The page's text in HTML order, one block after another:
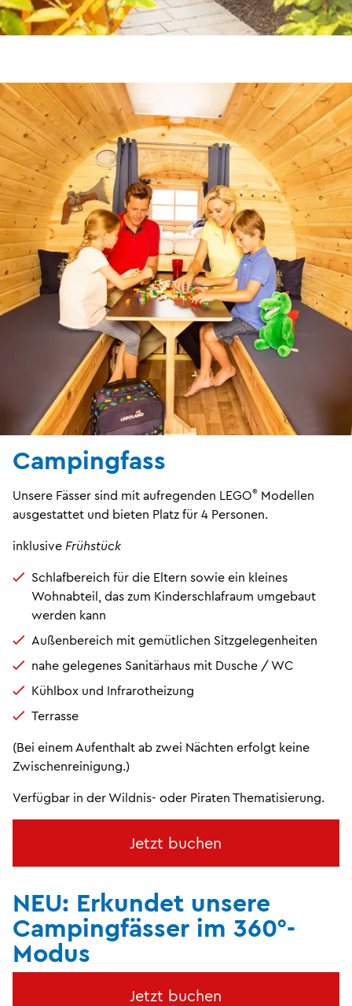
Campingfass
Unsere Fässer sind mit aufregenden LEGO® Modellen
ausgestattet und bieten Platz für 4 Personen.
inklusive Frühstück
Schlafbereich für die Eltern sowie ein kleines
Wohnabteil, das zum Kinderschlafraum umgebaut
werden kann
Außenbereich mit gemütlichen Sitzgelegenheiten
nahe gelegenes Sanitärhaus mit Dusche / WC
Kühlbox und Infrarotheizung
Terrasse
(Bei einem Aufenthalt ab zwei Nächten erfolgt keine
Zwischenreinigung.)
Verfügbar in der Wildnis- oder Piraten Thematisierung.
Jetzt buchen
NEU: Erkundet unsere
Campingfässer im 360°-
Modus
Jetzt buchen